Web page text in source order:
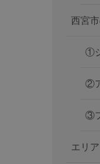
西宮
①
②
③
エリア